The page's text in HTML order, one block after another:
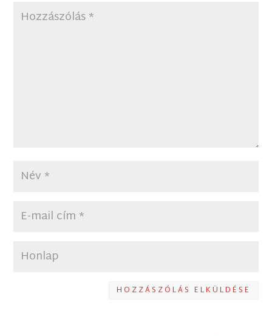
HOZZÁSZÓLÁS ELKÜLDÉSE